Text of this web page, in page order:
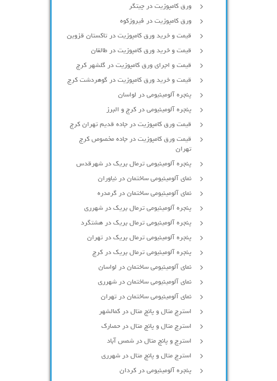
ورق کامپوزیت در چیتگر
ورق کامپوزیت در فیروزکوه
قیمت و خرید ورق کامپوزیت در تاکستان قزوین
قیمت و خرید ورق کامپوزیت در طالقان
قیمت و اجرای ورق کامپوزیت در گلشهر کرج
قیمت و خرید ورق کامپوزیت در گوهردشت کرج
پنجره آلومینیومی در لواسان
پنجره آلومینیومی در کرج و البرز
قیمت ورق کامپوزیت در جاده قدیم تهران کرج
قیمت ورق کامپوزیت در جاده مخصوص کرج
تهران
پنجره آلومینیومی ترمال بریک در شهرقدس
نمای آلومینیومی ساختمان در نیاوران
نمای آلومینیومی ساختمان در گرمدره
پنجره آلومینیومی ترمال بریک در شهرری
پنجره آلومینیومی ترمال بریک در هشتگرد
پنجره آلومینیومی ترمال بریک در تهران
پنجره آلومینیومی ترمال بریک در کرج
نمای آلومینیومی ساختمان در لواسان
نمای آلومینیومی ساختمان در شهرری
نمای آلومینیومی ساختمان در تهران
استرچ متال و پانچ متال در کمالشهر
استرچ متال و پانچ متال در حصارك
استرچ و پانچ متال در شمس آباد
استرچ متال و پانچ متال در شهرری
پنجره آلومینیومی در کردان